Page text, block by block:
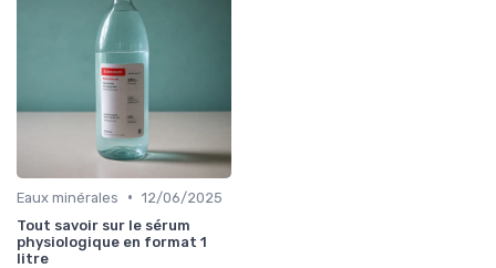
Eaux minérales • 12/06/2025
Tout savoir sur le sérum
physiologique en format 1
litre